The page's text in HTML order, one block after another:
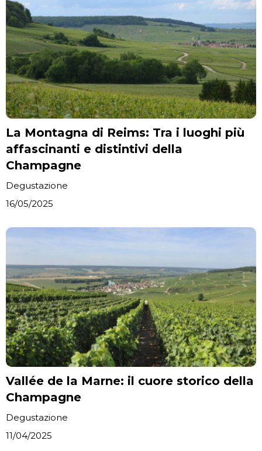
La Montagna di Reims: Tra i luoghi più
affascinanti e distintivi della
Champagne
Degustazione
16/05/2025
Vallée de la Marne: il cuore storico della
Champagne
Degustazione
11/04/2025